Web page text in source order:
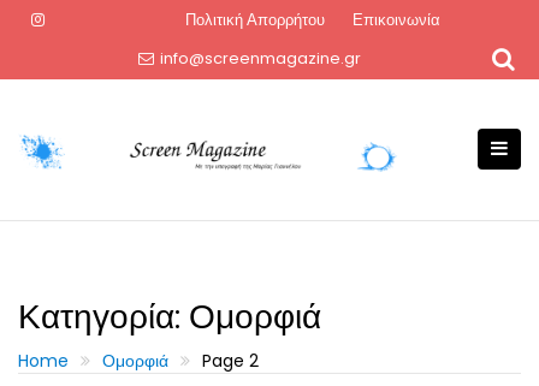
Πολιτική Απορρήτου
Επικοινωνία
info@screenmagazine.gr
Κατηγορία: Ομορφιά
Home Ομορφιά Page 2